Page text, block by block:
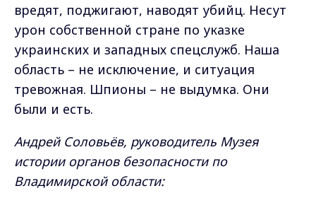
вредят, поджигают, наводят убийц. Несут
урон собственной стране по указке
украинских и западных спецслужб. Наша
область – не исключение, и ситуация
тревожная. Шпионы – не выдумка. Они
были и есть.
Андрей Соловьёв, руководитель Музея
истории органов безопасности по
Владимирской области: